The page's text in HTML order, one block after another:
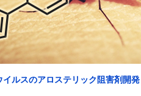
ルスのアロステリック阻害剤開発